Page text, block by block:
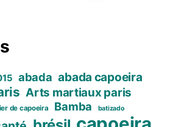
abada abada capoeira
Arts martiaux paris
de capoeira Bamba batizado